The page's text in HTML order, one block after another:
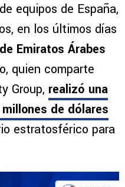
equipos de España,
en los últimos días
Emiratos Árabes
quien comparte
Group, realizó una
de dólares
estratosférico para